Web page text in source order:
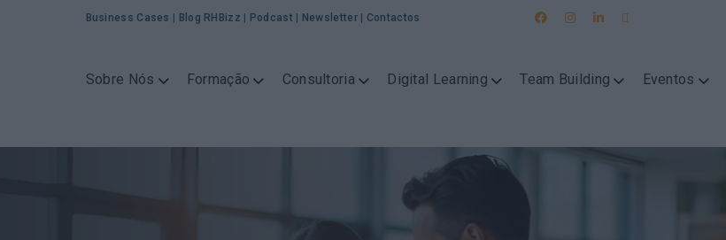
Business Cases Blog RHBizz Podcast Newsletter| Contactos
Sobre Nós Formação Consultoria Digital Learning Team Building Eventos